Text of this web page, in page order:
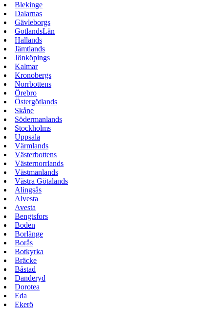
Blekinge
Dalarnas
Gävleborgs
GotlandsLän
Hallands
Jämtlands
Jönköpings
Kalmar
Kronobergs
Norrbottens
Örebro
Östergötlands
Skåne
Södermanlands
Stockholms
Uppsala
Värmlands
Västerbottens
Västernorrlands
Västmanlands
Västra Götalands
Alingsås
Alvesta
Avesta
Bengtsfors
Boden
Borlänge
Borås
Botkyrka
Bräcke
Båstad
Danderyd
Dorotea
Eda
Ekerö